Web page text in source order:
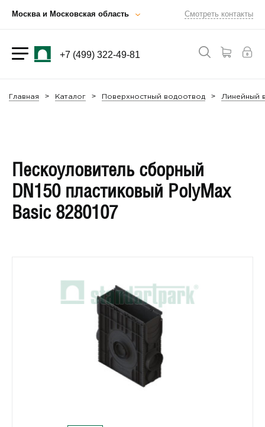
Москва и Московская область Смотреть контакты
+7 (499) 322-49-81
Главная Каталог Поверхностный водоотвод Линейный
Пескоуловитель сборный
DN150 пластиковый PolyMax
Basic 8280107